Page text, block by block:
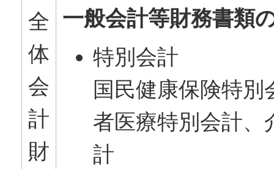
全
体
会
計
財
一般会計等財務書類
特別会計
国民健康保険特別
者医療特別会計、
計